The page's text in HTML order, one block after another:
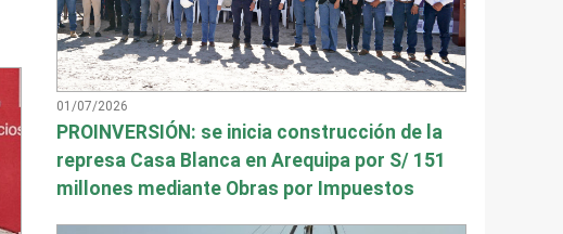
01/07/2026
PROINVERSIÓN: se inicia construcción de la
represa Casa Blanca en Arequipa por S/ 151
millones mediante Obras por Impuestos